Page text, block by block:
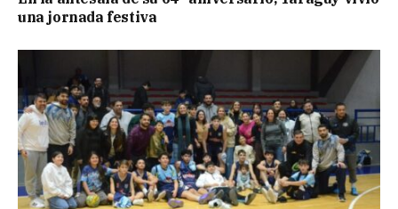
una jornada festiva